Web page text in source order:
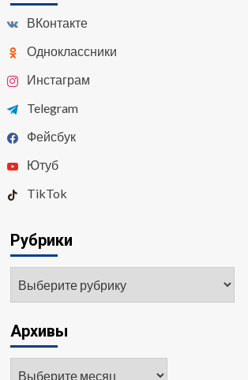
ВКонтакте
Одноклассники
Инстаграм
Telegram
Фейсбук
Ютуб
TikTok
Рубрики
Архивы